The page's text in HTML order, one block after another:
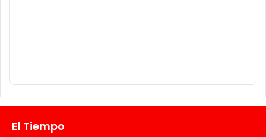
El Tiempo